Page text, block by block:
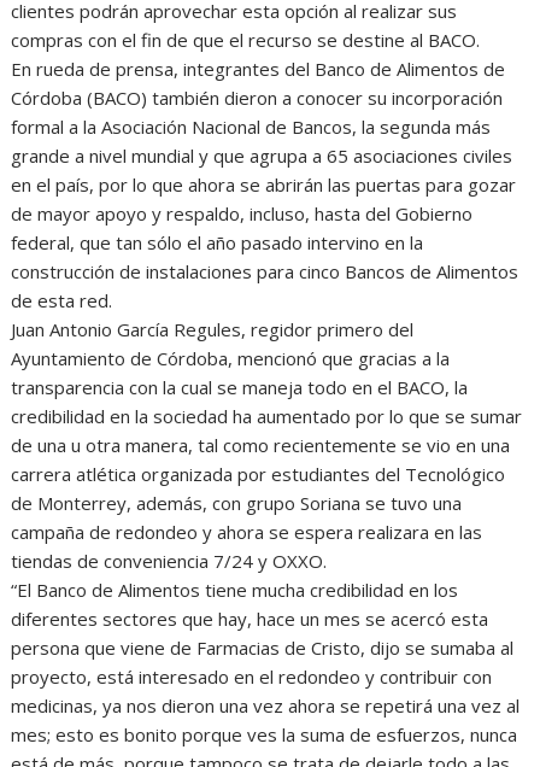
clientes podrán aprovechar esta opción al realizar sus
compras con el fin de que el recurso se destine al BACO.
En rueda de prensa, integrantes del Banco de Alimentos de
Córdoba (BACO) también dieron a conocer su incorporación
formal a la Asociación Nacional de Bancos, la segunda más
grande a nivel mundial y que agrupa a 65 asociaciones civiles
en el país, por lo que ahora se abrirán las puertas para gozar
de mayor apoyo y respaldo, incluso, hasta del Gobierno
federal, que tan sólo el año pasado intervino en la
construcción de instalaciones para cinco Bancos de Alimentos
de esta red.
Juan Antonio García Regules, regidor primero del
Ayuntamiento de Córdoba, mencionó que gracias a la
transparencia con la cual se maneja todo en el BACO, la
credibilidad en la sociedad ha aumentado por lo que se sumar
de una u otra manera, tal como recientemente se vio en una
carrera atlética organizada por estudiantes del Tecnológico
de Monterrey, además, con grupo Soriana se tuvo una
campaña de redondeo y ahora se espera realizara en las
tiendas de conveniencia 7/24 y OXXO.
“El Banco de Alimentos tiene mucha credibilidad en los
diferentes sectores que hay, hace un mes se acercó esta
persona que viene de Farmacias de Cristo, dijo se sumaba al
proyecto, está interesado en el redondeo y contribuir con
medicinas, ya nos dieron una vez ahora se repetirá una vez al
mes; esto es bonito porque ves la suma de esfuerzos, nunca